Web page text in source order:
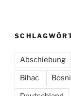
Abschiebung
Bihac